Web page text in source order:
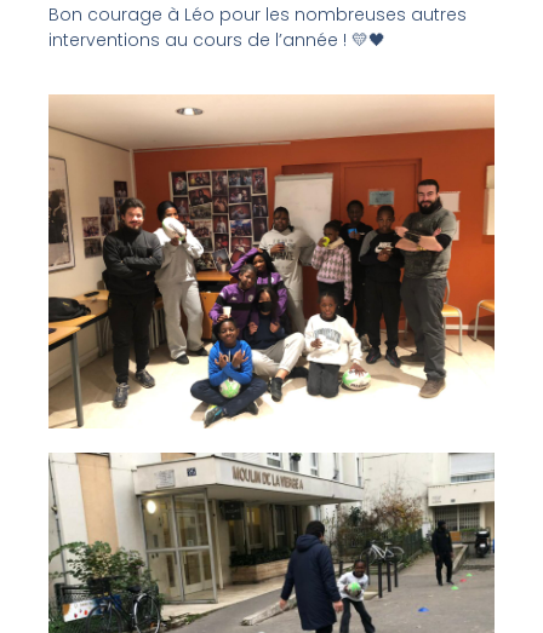
Bon courage à Léo pour les nombreuses autres
interventions au cours de l’année ! 💛🖤